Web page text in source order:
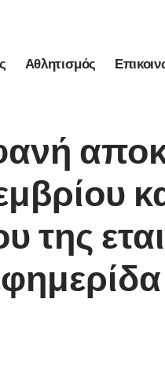
Αθλητισμός